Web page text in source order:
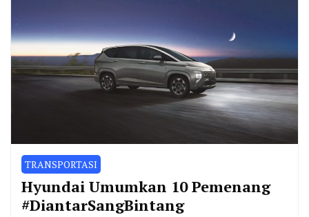
TRANSPORTASI
Hyundai Umumkan 10 Pemenang
#DiantarSangBintang